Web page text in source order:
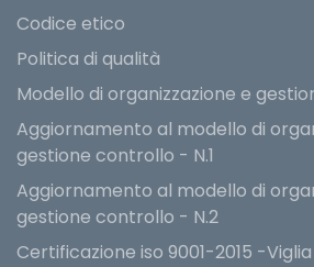
Codice etico
Politica di qualità
Modello di organizzazione e
Aggiornamento al modello di
gestione controllo - N.1
Aggiornamento al modello di
gestione controllo - N.2
Certificazione iso 9001-2015 -Viglia